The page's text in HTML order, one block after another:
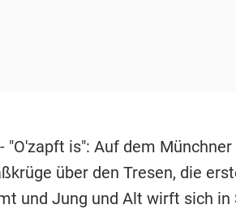
"O'zapft is": Auf dem Münchner
über den Tresen, die
und Jung und Alt wirft sich in